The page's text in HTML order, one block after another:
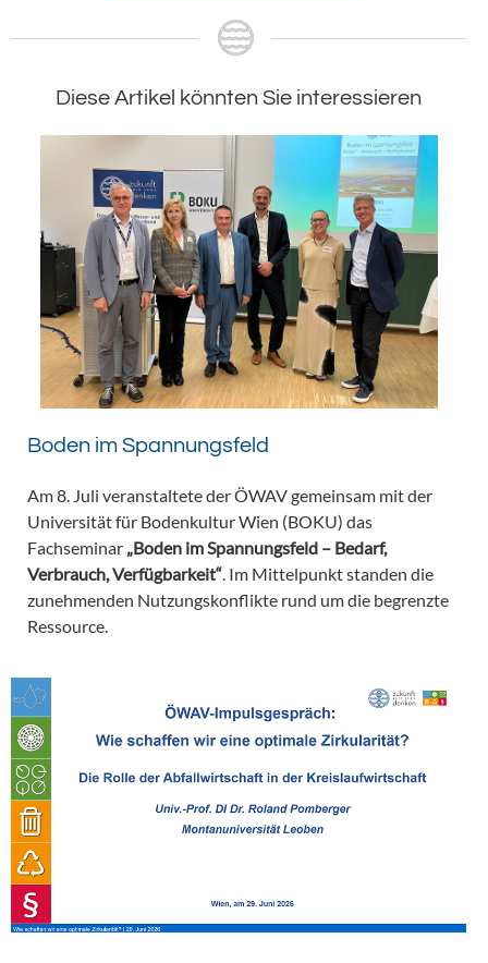
Diese Artikel könnten Sie interessieren
Boden im Spannungsfeld
Am 8. Juli veranstaltete der ÖWAV gemeinsam mit der
Universität für Bodenkultur Wien (BOKU) das
Fachseminar „Boden im Spannungsfeld – Bedarf,
Verbrauch, Verfügbarkeit“ . Im Mittelpunkt standen die
zunehmenden Nutzungskonflikte rund um die begrenzte
Ressource.